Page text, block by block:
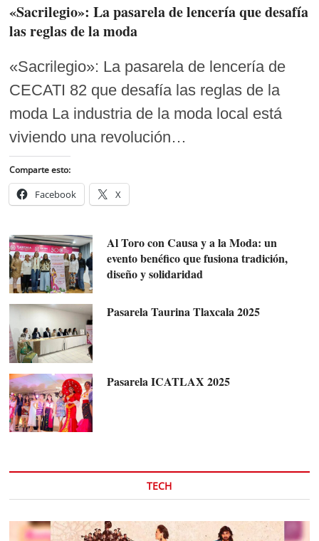
«Sacrilegio»: La pasarela de lencería que desafía
las reglas de la moda
«Sacrilegio»: La pasarela de lencería de
CECATI 82 que desafía las reglas de la
moda La industria de la moda local está
viviendo una revolución…
Comparte esto:
Facebook X
Al Toro con Causa y a la Moda: un
evento benéfico que fusiona tradición,
diseño y solidaridad
Pasarela Taurina Tlaxcala 2025
Pasarela ICATLAX 2025
TECH